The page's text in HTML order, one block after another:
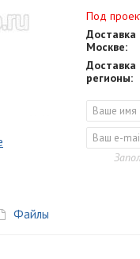
Под
Доставка
Москве:
Доставка
регионы:
Файлы